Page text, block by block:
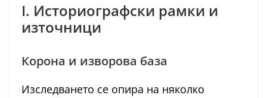
I. Историографски рамки и
източници
Корона и изворова база
Изследването се опира на няколко